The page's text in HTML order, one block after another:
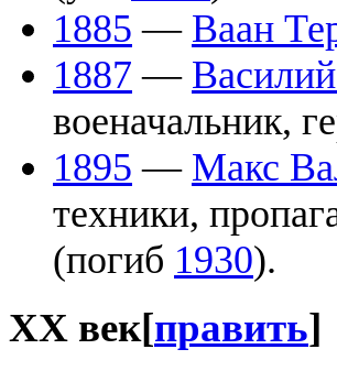
1885 — Ваан
1887 —
военачальник,
1895 — Макс
техники,
(погиб 1930).
XX век[править]